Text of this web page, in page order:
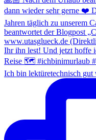
Ich bin lektüretechnisch gut